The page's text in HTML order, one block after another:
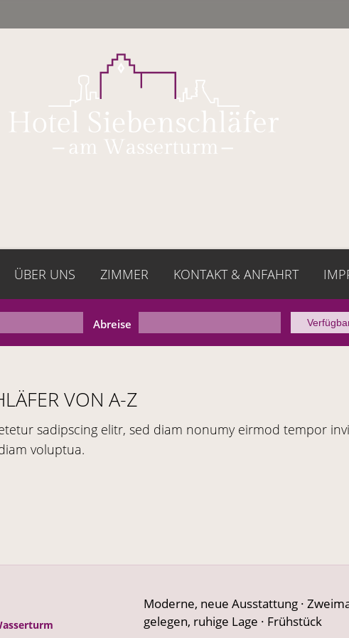
ÜBER UNS ZIMMER KONTAKT & ANFAHRT
Abreise
VON A-Z
sadipscing elitr, sed diam nonumy eirmod tempor
voluptua.
Moderne, neue Ausstattung ·
gelegen, ruhige Lage · Frühstück